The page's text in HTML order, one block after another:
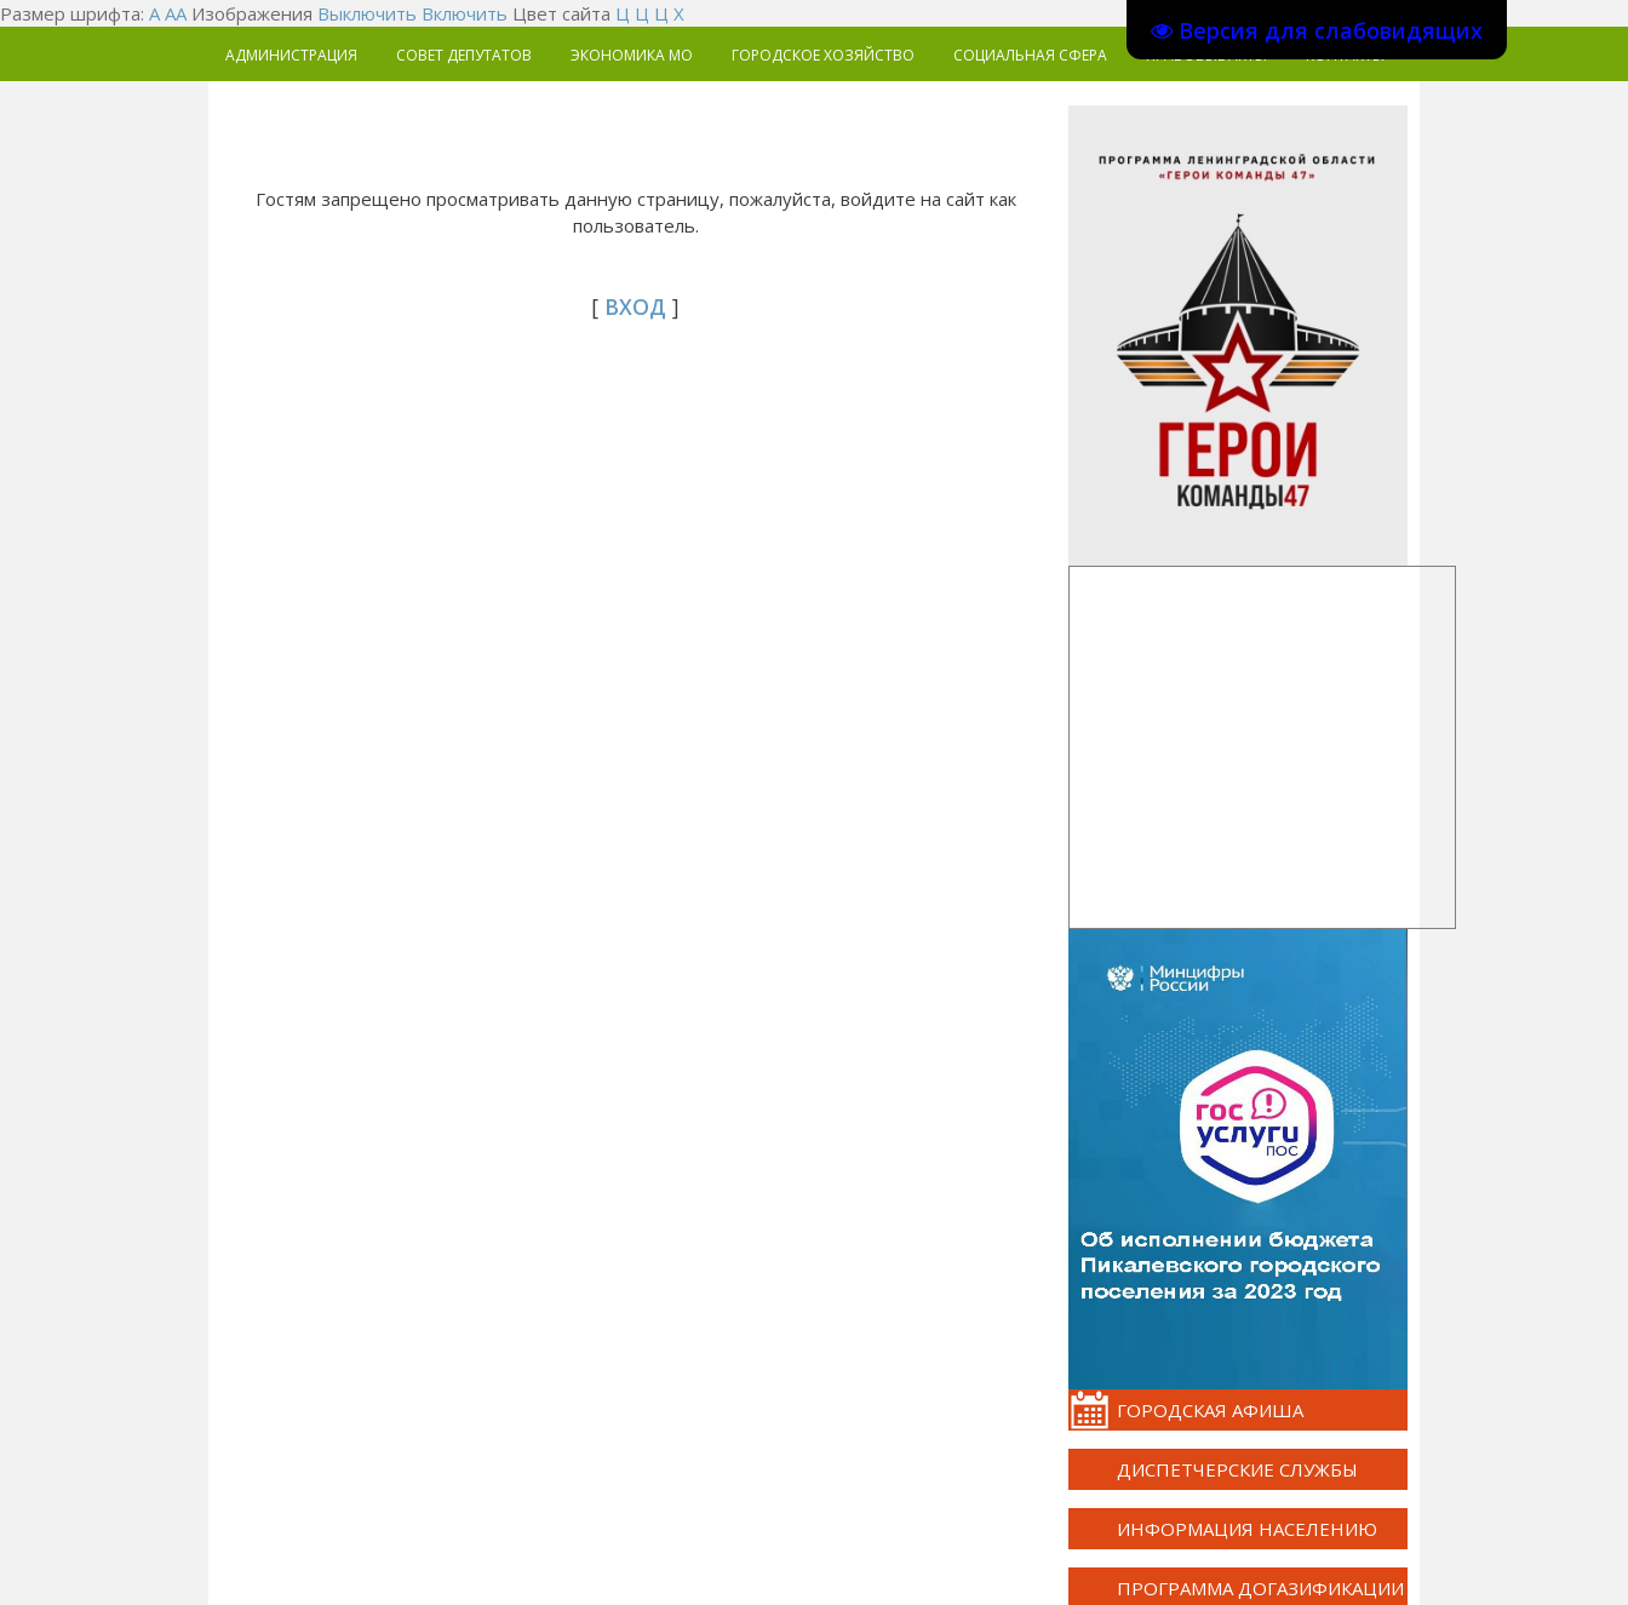
Версия для слабовидящих
Размер шрифта: A AAИзображения Выключить Включить Цвет сайта Ц Ц Ц Х
АДМИНИСТРАЦИЯ СОВЕТ ДЕПУТАТОВ ЭКОНОМИКА MO ГОРОДСКОЕ ХОЗЯЙСТВО СОЦИАЛЬНАЯ СФЕРА ПРАВОВЫЕ АКТЫ КОНТАКТЫ
Гостям запрещено просматривать данную страницу, пожалуйста, войдите на сайт как
пользователь.
[ ВХОД ]
ГОРОДСКАЯ АФИША
ДИСПЕТЧЕРСКИЕ СЛУЖБЫ
ИНФОРМАЦИЯ НАСЕЛЕНИЮ
ПРОГРАММА ДОГАЗИФИКАЦИИ